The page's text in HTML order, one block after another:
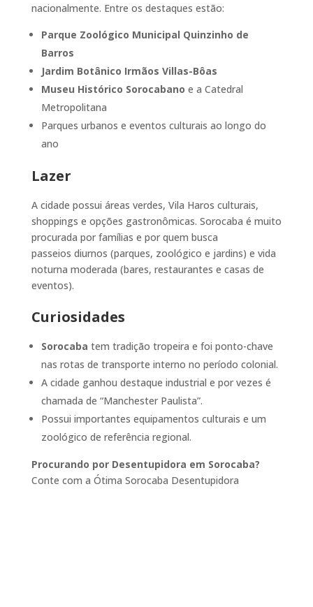
nacionalmente. Entre os destaques estão:
Parque Zoológico Municipal Quinzinho de
Barros
Jardim Botânico Irmãos Villas-Bôas
Museu Histórico Sorocabano e a Catedral
Metropolitana
Parques urbanos e eventos culturais ao longo do
ano
Lazer
A cidade possui áreas verdes, Vila Haros culturais,
shoppings e opções gastronômicas. Sorocaba é muito
procurada por famílias e por quem busca
passeios diurnos (parques, zoológico e jardins) e vida
noturna moderada (bares, restaurantes e casas de
eventos).
Curiosidades
Sorocaba tem tradição tropeira e foi ponto-chave
nas rotas de transporte interno no período colonial.
A cidade ganhou destaque industrial e por vezes é
chamada de “Manchester Paulista”.
Possui importantes equipamentos culturais e um
zoológico de referência regional.
Procurando por Desentupidora em Sorocaba?
Conte com a Ótima Sorocaba Desentupidora